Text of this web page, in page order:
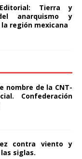
Tierra y
anarquismo y
región mexicana
nombre de la CNT-
Confederación
contra viento y
siglas.